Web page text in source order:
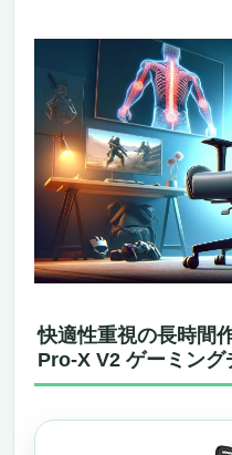
快適性重視の長時間
Pro-X V2 ゲーミング